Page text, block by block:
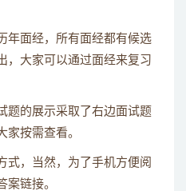
年面经，所有面经都有候选
，大家可以通过面经来复习
题的展示采取了右边面试题
家按需查看。
式，当然，为了手机方便阅
案链接。